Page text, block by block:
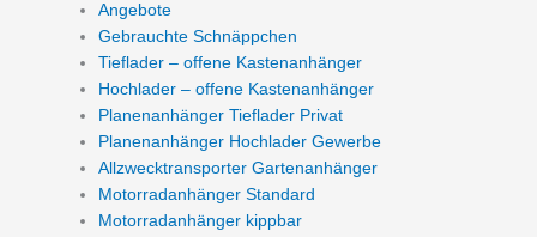
Angebote
Gebrauchte Schnäppchen
Tieflader – offene Kastenanhänger
Hochlader – offene Kastenanhänger
Planenanhänger Tieflader Privat
Planenanhänger Hochlader Gewerbe
Allzwecktransporter Gartenanhänger
Motorradanhänger Standard
Motorradanhänger kippbar